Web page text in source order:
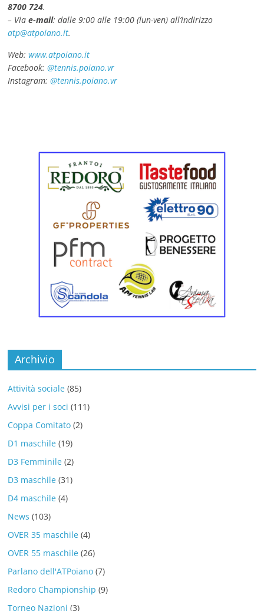
8700 724.
– Viae-mail: dalle 9:00 alle 19:00 (lun-ven) all’indirizzo
atp@atpoiano.it.
Web:www.atpoiano.it
Facebook:@tennis.poiano.vr
Instagram:@tennis.poiano.vr
Archivio
Attività sociale (85)
Avvisi per i soci (111)
Coppa Comitato (2)
D1 maschile (19)
D3 Femminile (2)
D3 maschile (31)
D4 maschile (4)
News (103)
OVER 35 maschile (4)
OVER 55 maschile (26)
Parlano dell'ATPoiano (7)
Redoro Championship (9)
Torneo Nazioni (3)